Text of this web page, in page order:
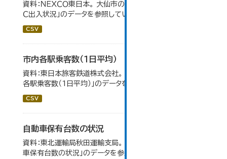
資料：ＮＥＸＣＯ東日本。 大仙市の統計「8-1 秋田自動車道Ｉ
Ｃ出入状況」のデータを参照しています。
CSV
市内各駅乗客数（１日平均）
資料：東日本旅客鉄道株式会社。 大仙市の統計「8-2 市内
各駅乗客数（1日平均）」のデータを参照しています。
CSV
自動車保有台数の状況
資料：東北運輸局秋田運輸支局。 大仙市の統計「8-3 自動
車保有台数の状況」のデータを参照しています。 令和2年